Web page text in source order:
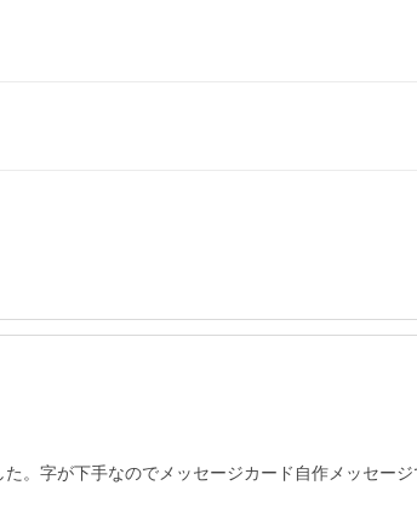
。字が下手なのでメッセージカード自作メッセー